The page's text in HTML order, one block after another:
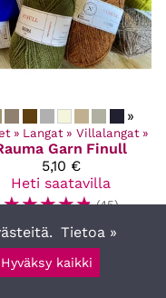
»
‪» Langat ‪» Villalangat ‪»
Garn Finull
5,10 €
Heti saatavilla
☆☆☆☆☆ (45)
Tietoa »
Hyväksy kaikki